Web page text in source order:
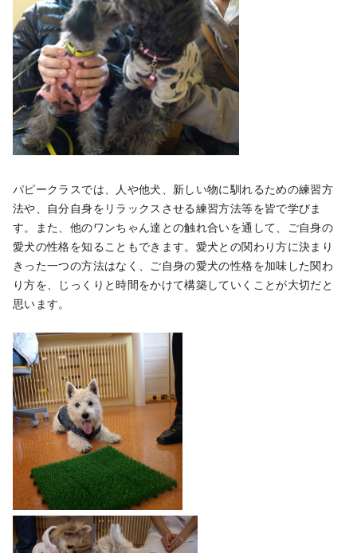
パピークラスでは、人や他犬、新しい物に馴れるための練習方
法や、自分自身をリラックスさせる練習方法等を皆で学びま
す。また、他のワンちゃん達との触れ合いを通して、ご自身の
愛犬の性格を知ることもできます。愛犬との関わり方に決まり
きった一つの方法はなく、ご自身の愛犬の性格を加味した関わ
り方を、じっくりと時間をかけて構築していくことが大切だと
思います。